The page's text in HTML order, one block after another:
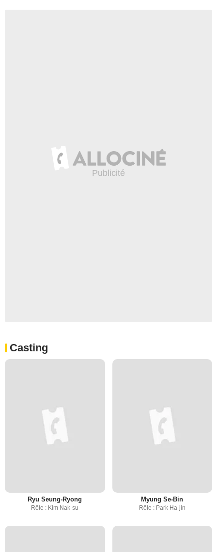
Casting
Ryu Seung-Ryong
Rôle : Kim Nak-su
Myung Se-Bin
Rôle : Park Ha-jin